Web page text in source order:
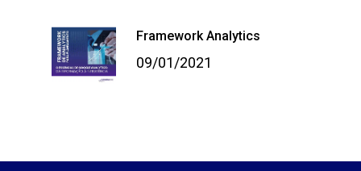
Framework Analytics
09/01/2021